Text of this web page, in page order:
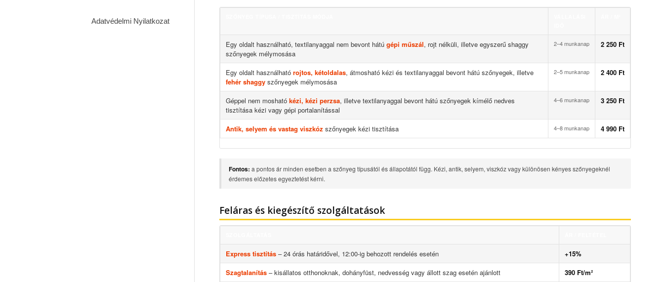
Egy oldalt használható, textilanyaggal nem bevont hátú gépi műszál, rojt nélküli, illetve egyszerű shaggy
szőnyegek mélymosása
2–4 munkanap 2 250 Ft
Egy oldalt használható rojtos, kétoldalas, átmosható kézi és textilanyaggal bevont hátú szőnyegek, illetve
fehér shaggyszőnyegek mélymosása
2–5 munkanap 2 400 Ft
Géppel nem mosható kézi, kézi perzsa, illetve textilanyaggal bevont hátú szőnyegek kímélő nedves
tisztítása kézi vagy gépi portalanítással
4–6 munkanap 3 250 Ft
Antik, selyem és vastag viszkóz szőnyegek kézi tisztítása 4–8 munkanap 4 990 Ft
Fontos: a pontos ár minden esetben a szőnyeg típusától és állapotától függ. Kézi, antik, selyem, viszkóz vagy különösen kényes szőnyegeknél
érdemes előzetes egyeztetést kérni.
Feláras és kiegészítő szolgáltatások
Express tisztítás– 24 órás határidővel, 12:00-ig behozott rendelés esetén
+15%
Szagtalanítás– kisállatos otthonoknak, dohányfüst, nedvesség vagy állott szag esetén ajánlott
390 Ft/m²
Adatvédelmi Nyilatkozat